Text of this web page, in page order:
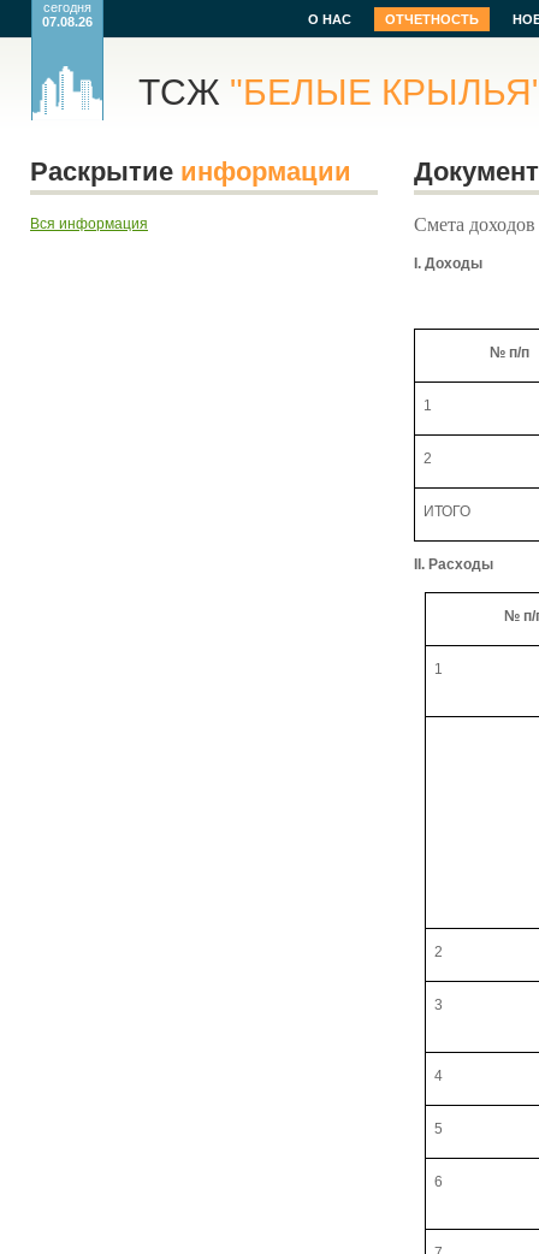
ТСЖ "БЕЛЫЕ
сегодня
07.08.26
О НАС ОТЧЕТНОСТЬ
Раскрытие информации
Вся информация Смета
I. Доходы
№ п/п
1
2
ИТОГО
II. Расходы
№ п/
1
2
3
4
5
6